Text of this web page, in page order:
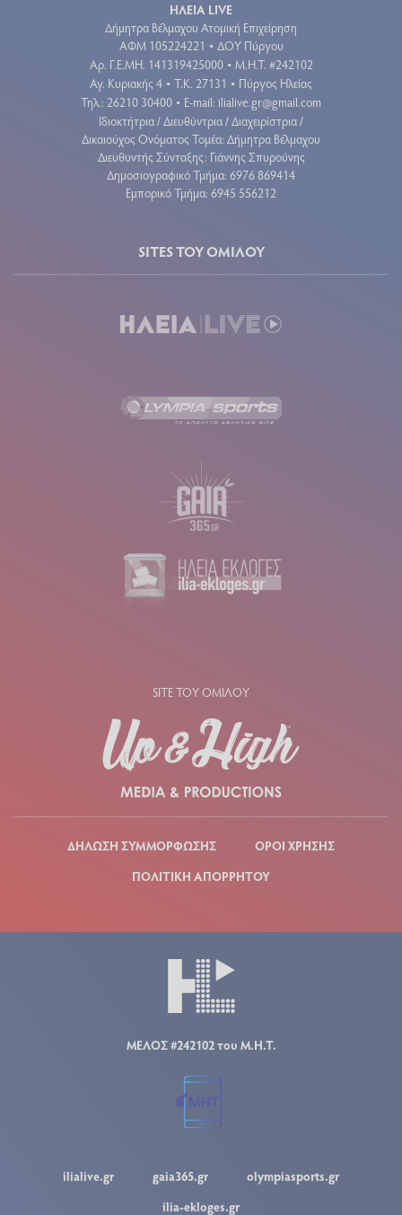
ΗΛΕΙΑ LIVE
Δήμητρα Βέλμαχου Ατομική Επιχείρηση
ΑΦΜ 105224221 • ΔΟΥ Πύργου
Aρ. Γ.Ε.ΜΗ. 141319425000 • Μ.Η.Τ. #242102
Αγ. Κυριακής 4 • Τ.Κ. 27131 • Πύργος Ηλείας
Τηλ.: 26210 30400 • E-mail: ilialive.gr@gmail.com
Ιδιοκτήτρια / Διευθύντρια / Διαχειρίστρια /
Δικαιούχος Ονόματος Τομέα: Δήμητρα Βέλμαχου
Διευθυντής Σύνταξης: Γιάννης Σπυρούνης
Δημοσιογραφικό Τμήμα: 6976 869414
Εμπορικό Τμήμα: 6945 556212
SITES ΤΟΥ ΟΜΙΛΟΥ
SITE ΤΟΥ ΟΜΙΛΟΥ
ΔΗΛΩΣΗ ΣΥΜΜΟΡΦΩΣΗΣ
ΟΡΟΙ ΧΡΗΣΗΣ
ΠΟΛΙΤΙΚΗ ΑΠΟΡΡΗΤΟΥ
ΜΕΛΟΣ #242102 του Μ.Η.Τ.
ilialive.gr gaia365.gr
olympiasports.gr
ilia-ekloges.gr